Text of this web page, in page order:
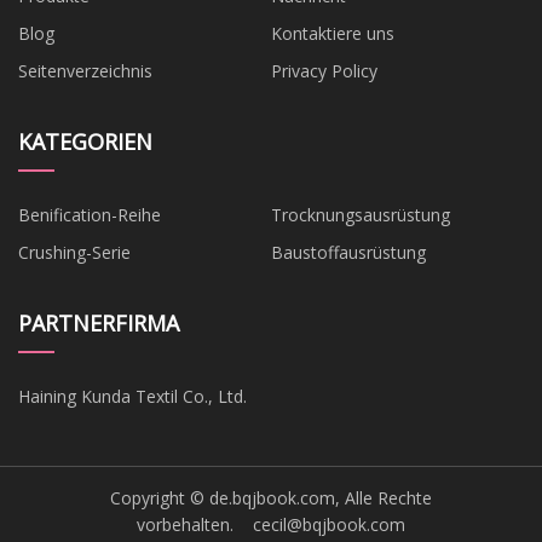
Blog
Kontaktiere uns
Seitenverzeichnis
Privacy Policy
KATEGORIEN
Benification-Reihe
Trocknungsausrüstung
Crushing-Serie
Baustoffausrüstung
PARTNERFIRMA
Haining Kunda Textil Co., Ltd.
Copyright © de.bqjbook.com, Alle Rechte
vorbehalten. cecil@bqjbook.com